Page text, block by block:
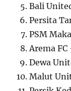
Bali
Persita
PSM
Arema
Dewa
Malut